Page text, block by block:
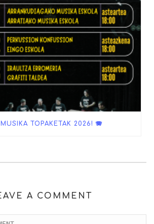
TOPAKETAK 2026! 🪗
A COMMENT